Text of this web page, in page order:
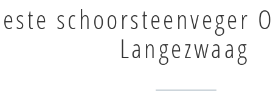
schoorsteenveger
Langezwaag